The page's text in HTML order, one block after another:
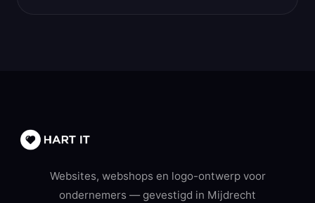
Websites, webshops en logo-ontwerp voor
ondernemers — gevestigd in Mijdrecht